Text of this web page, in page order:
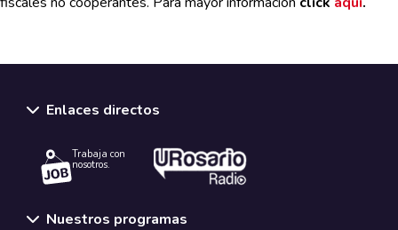
Enlaces directos
Trabaja con
nosotros.
Nuestros programas